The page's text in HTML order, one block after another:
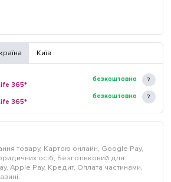
Київ
365*
безкоштовно
365*
безкоштовно
товару, Картою онлайн, Google Pay,
осіб, Безготівковий для
Apple Pay, Кредит, Оплата частинами,